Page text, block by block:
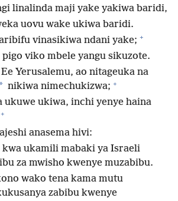
linalinda maji yake yakiwa baridi,
uovu wake ukiwa baridi.
vinasikiwa ndani yake; +
pigo viko mbele yangu sikuzote.
Yerusalemu, ao nitageuka na
* nikiwa nimechukizwa; +
ukuwe ukiwa, inchi yenye haina
+
anasema hivi:
kwa ukamili mabaki ya Israeli
za mwisho kwenye muzabibu.
wako tena kama mutu
zabibu kwenye